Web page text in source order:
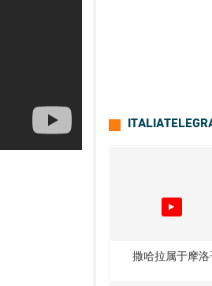
撒哈拉属于摩